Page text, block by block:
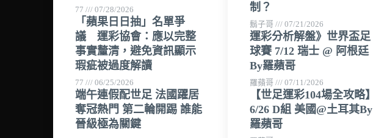
77 07/28/2026
「蘋果日日抽」名單爭
議 運彩協會：應以完整
事實釐清，避免資訊顯示
瑕疵被過度解讀
77 06/25/2026
端午連假配世足 法國躍居
奪冠熱門 第二輪開踢 誰能
晉級極為關鍵
制？
鬍子哥 07/21/2026
運彩分析解盤》世界盃足
球賽 7/12 瑞士 @ 阿根廷
By羅蘋哥
羅蘋哥 07/11/2026
【世足運彩104場全攻略】
6/26 D組 美國@土耳其By
羅蘋哥